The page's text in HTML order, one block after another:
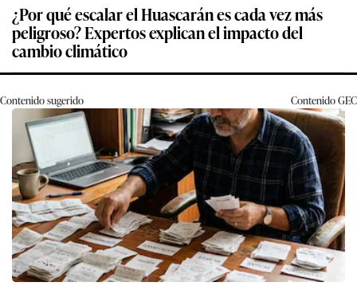
¿Por qué escalar el Huascarán es cada vez más
peligroso? Expertos explican el impacto del
cambio climático
Contenido sugerido ContenidoGEC